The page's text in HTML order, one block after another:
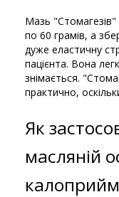
Мазь "Стомагезів"
по 60 грамів, а
дуже еластичну
пацієнта. Вона
знімається.
практично,
Як
масляній